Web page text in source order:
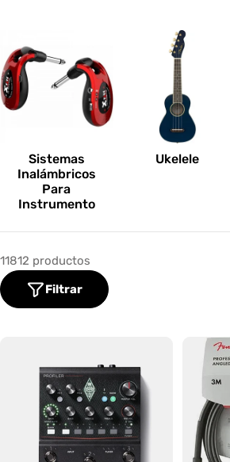
Sistemas
Inalámbricos
Para
Instrumento
Ukelele
11812 productos
Filtrar